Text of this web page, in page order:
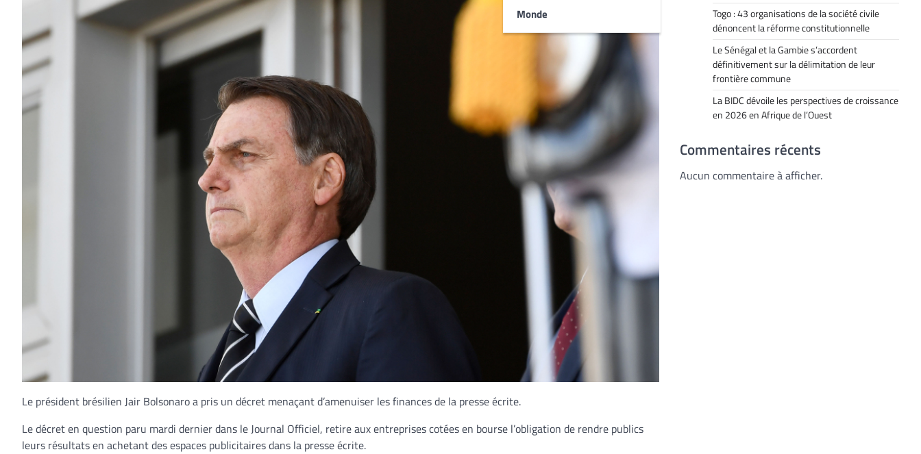
Monde
Le président brésilien Jair Bolsonaro a pris un décret menaçant d’amenuiser les finances de la presse écrite.
Le décret en question paru mardi dernier dans le Journal Officiel, retire aux entreprises cotées en bourse l’obligation de rendre publics
leurs résultats en achetant des espaces publicitaires dans la presse écrite.
Togo : 43 organisations de la société civile
dénoncent la réforme constitutionnelle
Le Sénégal et la Gambie s’accordent
définitivement sur la délimitation de leur
frontière commune
La BIDC dévoile les perspectives de croissance
en 2026 en Afrique de l’Ouest
Commentaires récents
Aucun commentaire à afficher.